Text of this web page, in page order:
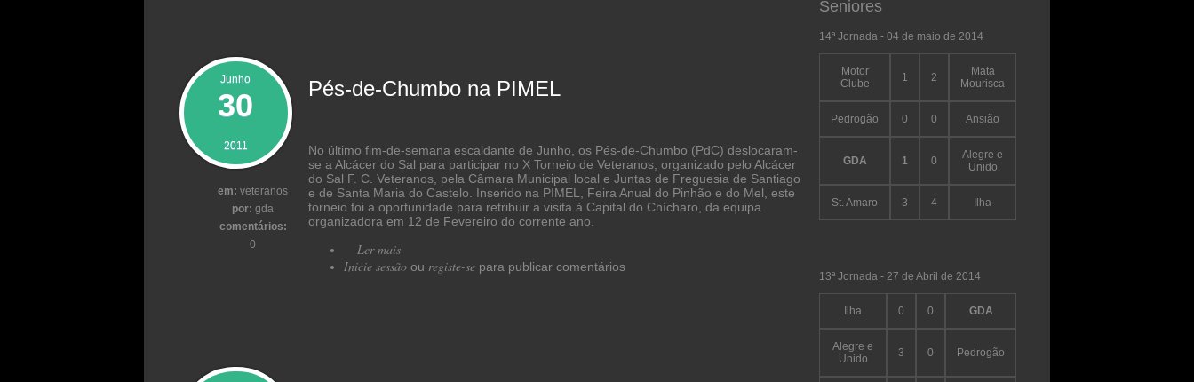
Junho
30
2011
em: veteranos
por: gda
comentários:
0
Pés-de-Chumbo na PIMEL
No último fim-de-semana escaldante de Junho, os Pés-de-Chumbo (PdC) deslocaram-
se a Alcácer do Sal para participar no X Torneio de Veteranos, organizado pelo Alcácer
do Sal F. C. Veteranos, pela Câmara Municipal local e Juntas de Freguesia de Santiago
e de Santa Maria do Castelo. Inserido na PIMEL, Feira Anual do Pinhão e do Mel, este
torneio foi a oportunidade para retribuir a visita à Capital do Chícharo, da equipa
organizadora em 12 de Fevereiro do corrente ano.
Ler mais
Inicie sessão ou registe-se para publicar comentários
Seniores
14ª Jornada - 04 de maio de 2014
Motor
Clube
1 2
Mata
Mourisca
Pedrogão 0 0 Ansião
GDA 1 0
Alegre e
Unido
St. Amaro 3 4 Ilha
13ª Jornada - 27 de Abril de 2014
Ilha 0 0 GDA
Alegre e
Unido
3 0 Pedrogão